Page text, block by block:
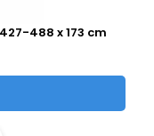
488 x 173 cm